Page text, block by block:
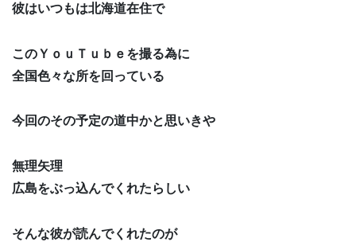
彼はいつもは北海道在住で
このＹｏｕＴｕｂｅを撮る為に
全国色々な所を回っている
今回のその予定の道中かと思いきや
無理矢理
広島をぶっ込んでくれたらしい
そんな彼が読んでくれたのが